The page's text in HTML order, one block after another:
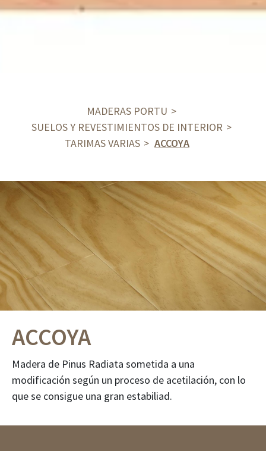
MADERAS PORTU
SUELOS Y REVESTIMIENTOS DE INTERIOR
TARIMAS VARIAS
ACCOYA
ACCOYA
Madera de Pinus Radiata sometida a una
modificación según un proceso de acetilación, con lo
que se consigue una gran estabiliad.